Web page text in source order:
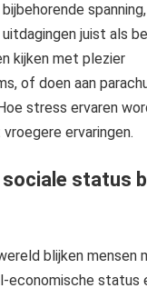
juist als
kijken met plezier
of doen aan
stress ervaren
ervaringen.
status
blijken mensen
economische status